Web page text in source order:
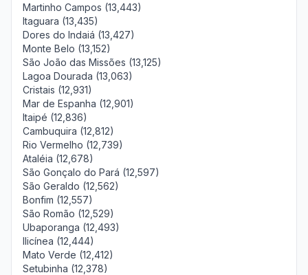
Martinho Campos (13,443)
Itaguara (13,435)
Dores do Indaiá (13,427)
Monte Belo (13,152)
São João das Missões (13,125)
Lagoa Dourada (13,063)
Cristais (12,931)
Mar de Espanha (12,901)
Itaipé (12,836)
Cambuquira (12,812)
Rio Vermelho (12,739)
Ataléia (12,678)
São Gonçalo do Pará (12,597)
São Geraldo (12,562)
Bonfim (12,557)
São Romão (12,529)
Ubaporanga (12,493)
Ilicínea (12,444)
Mato Verde (12,412)
Setubinha (12,378)